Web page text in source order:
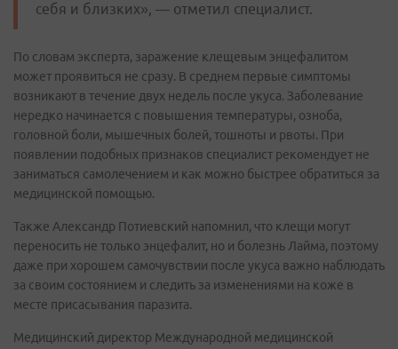
себя и близких», — отметил специалист.
По словам эксперта, заражение клещевым энцефалитом
может проявиться не сразу. В среднем первые симптомы
возникают в течение двух недель после укуса. Заболевание
нередко начинается с повышения температуры, озноба,
головной боли, мышечных болей, тошноты и рвоты. При
появлении подобных признаков специалист рекомендует не
заниматься самолечением и как можно быстрее обратиться за
медицинской помощью.
Также Александр Потиевский напомнил, что клещи могут
переносить не только энцефалит, но и болезнь Лайма, поэтому
даже при хорошем самочувствии после укуса важно наблюдать
за своим состоянием и следить за изменениями на коже в
месте присасывания паразита.
Медицинский директор Международной медицинской